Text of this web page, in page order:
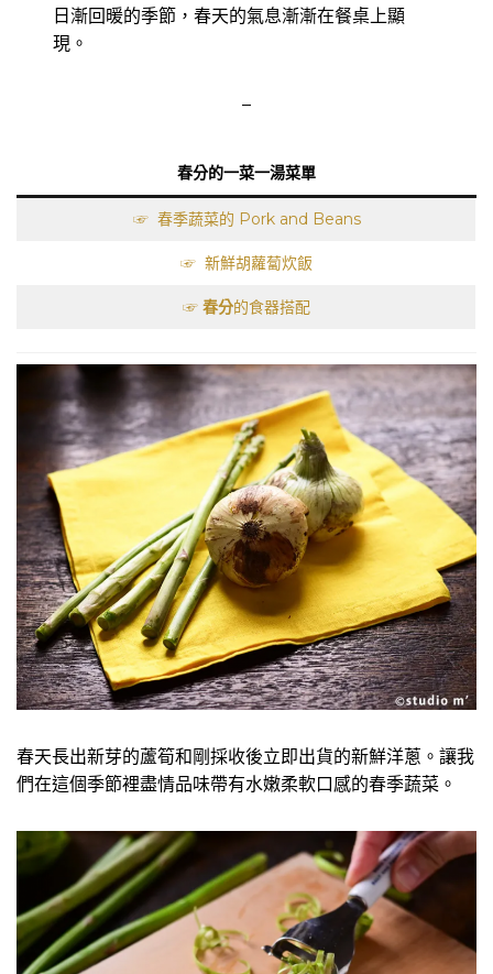
日漸回暖的季節，春天的氣息漸漸在餐桌上顯
現。
–
春分的一菜一湯菜單
☞ 春季蔬菜的 Pork and Beans
☞ 新鮮胡蘿蔔炊飯
☞ 春分的食器搭配
春天長出新芽的蘆筍和剛採收後立即出貨的新鮮洋蔥。讓我
們在這個季節裡盡情品味帶有水嫩柔軟口感的春季蔬菜。